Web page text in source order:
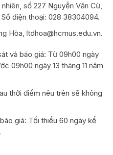
số 227 Nguyễn Văn Cừ,
điện thoại: 028 38304094.
Hòa, ltdhoa@hcmus.edu.vn.
và báo giá: Từ 09h00 ngày
09h00 ngày 13 tháng 11 năm
thời điểm nêu trên sẽ không
giá: Tối thiểu 60 ngày kể